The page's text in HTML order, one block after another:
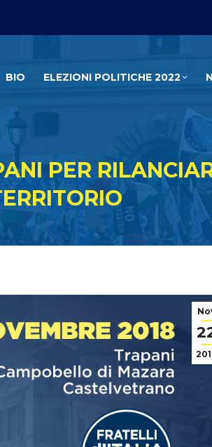
BIO ELEZIONI POLITICHE 2022
PER